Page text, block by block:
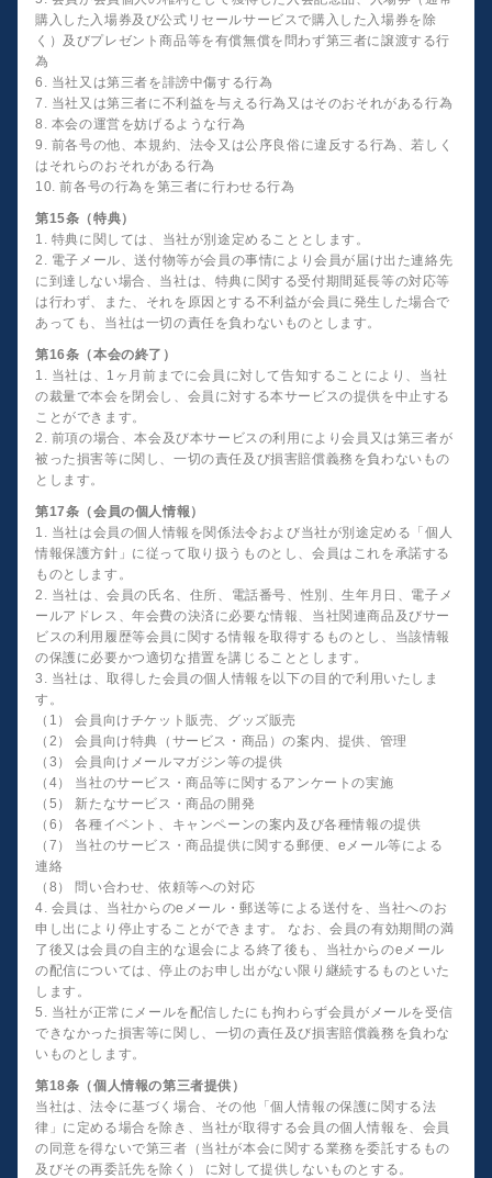
購入した入場券及び公式リセールサービスで購入した入場券を除
く）及びプレゼント商品等を有償無償を問わず第三者に譲渡する行
為
6. 当社又は第三者を誹謗中傷する行為
7. 当社又は第三者に不利益を与える行為又はそのおそれがある行為
8. 本会の運営を妨げるような行為
9. 前各号の他、本規約、法令又は公序良俗に違反する行為、若しく
はそれらのおそれがある行為
10. 前各号の行為を第三者に行わせる行為
第15条（特典）
1. 特典に関しては、当社が別途定めることとします。
2. 電子メール、送付物等が会員の事情により会員が届け出た連絡先
に到達しない場合、当社は、特典に関する受付期間延長等の対応等
は行わず、また、それを原因とする不利益が会員に発生した場合で
あっても、当社は一切の責任を負わないものとします。
第16条（本会の終了）
1. 当社は、1ヶ月前までに会員に対して告知することにより、当社
の裁量で本会を閉会し、会員に対する本サービスの提供を中止する
ことができます。
2. 前項の場合、本会及び本サービスの利用により会員又は第三者が
被った損害等に関し、一切の責任及び損害賠償義務を負わないもの
とします。
第17条（会員の個人情報）
1. 当社は会員の個人情報を関係法令および当社が別途定める「個人
情報保護方針」に従って取り扱うものとし、会員はこれを承諾する
ものとします。
2. 当社は、会員の氏名、住所、電話番号、性別、生年月日、電子メ
ールアドレス、年会費の決済に必要な情報、当社関連商品及びサー
ビスの利用履歴等会員に関する情報を取得するものとし、当該情報
の保護に必要かつ適切な措置を講じることとします。
3. 当社は、取得した会員の個人情報を以下の目的で利用いたしま
す。
（1） 会員向けチケット販売、グッズ販売
（2） 会員向け特典（サービス・商品）の案内、提供、管理
（3） 会員向けメールマガジン等の提供
（4） 当社のサービス・商品等に関するアンケートの実施
（5） 新たなサービス・商品の開発
（6） 各種イベント、キャンペーンの案内及び各種情報の提供
（7） 当社のサービス・商品提供に関する郵便、eメール等による
連絡
（8） 問い合わせ、依頼等への対応
4. 会員は、当社からのeメール・郵送等による送付を、当社へのお
申し出により停止することができます。 なお、会員の有効期間の満
了後又は会員の自主的な退会による終了後も、当社からのeメール
の配信については、停止のお申し出がない限り継続するものといた
します。
5. 当社が正常にメールを配信したにも拘わらず会員がメールを受信
できなかった損害等に関し、一切の責任及び損害賠償義務を負わな
いものとします。
第18条（個人情報の第三者提供）
当社は、法令に基づく場合、その他「個人情報の保護に関する法
律」に定める場合を除き、当社が取得する会員の個人情報を、会員
の同意を得ないで第三者（当社が本会に関する業務を委託するもの
及びその再委託先を除く） に対して提供しないものとする。